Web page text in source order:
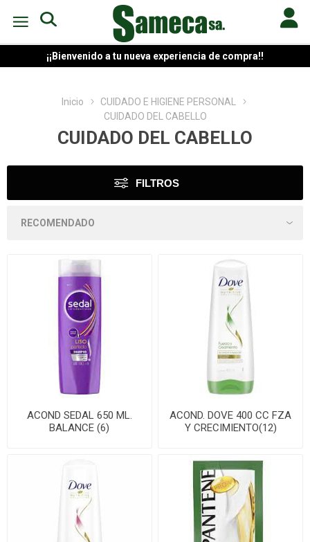
¡¡Bienvenido a tu nueva experiencia de compra!!
Inicio
CUIDADO E HIGIENE PERSONAL
CUIDADO DEL CABELLO
CUIDADO DEL CABELLO
FILTROS
ACOND SEDAL 650 ML.
BALANCE (6)
ACOND. DOVE 400 CC FZA
Y CRECIMIENTO(12)